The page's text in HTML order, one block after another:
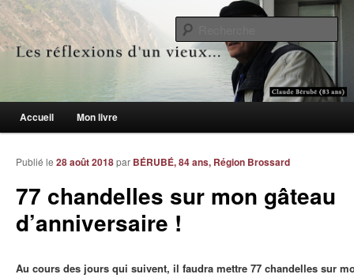
Les réflexions d'un vieux…
Le blogue des aînés de 65 ans et +
Menu principal
Aller au contenu principal
Aller au contenu secondaire
Accueil Mon livre
77 chandelles sur mon gâteau
d’anniversaire !
Publié le 28 août 2018par BÉRUBÉ, 84 ans, Région Brossard
Au cours des jours qui suivent, il faudra mettre 77 chandelles sur